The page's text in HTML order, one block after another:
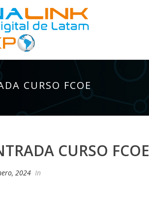
CURSO FCOE
CURSO FCOE
2024 In